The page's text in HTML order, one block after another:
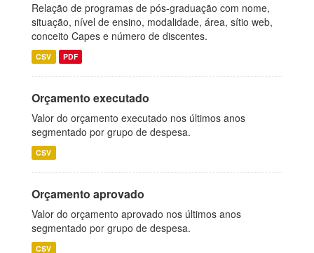
Relação de programas de pós-graduação com nome,
situação, nível de ensino, modalidade, área, sítio web,
conceito Capes e número de discentes.
CSV PDF
Orçamento executado
Valor do orçamento executado nos últimos anos
segmentado por grupo de despesa.
CSV
Orçamento aprovado
Valor do orçamento aprovado nos últimos anos
segmentado por grupo de despesa.
CSV